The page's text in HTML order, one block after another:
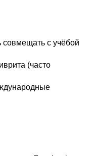
совмещать с учёбой
(часто